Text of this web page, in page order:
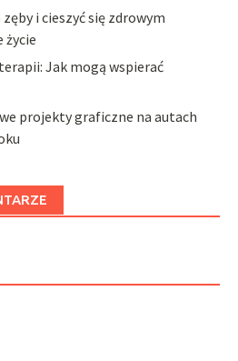
i cieszyć się zdrowym
życie
Jak mogą wspierać
projekty graficzne na autach